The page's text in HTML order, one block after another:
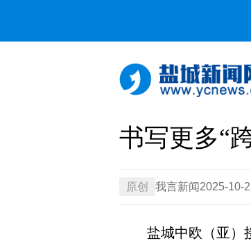
书写更多“
原创 我言新闻 2025-10-
盐城中欧（亚）